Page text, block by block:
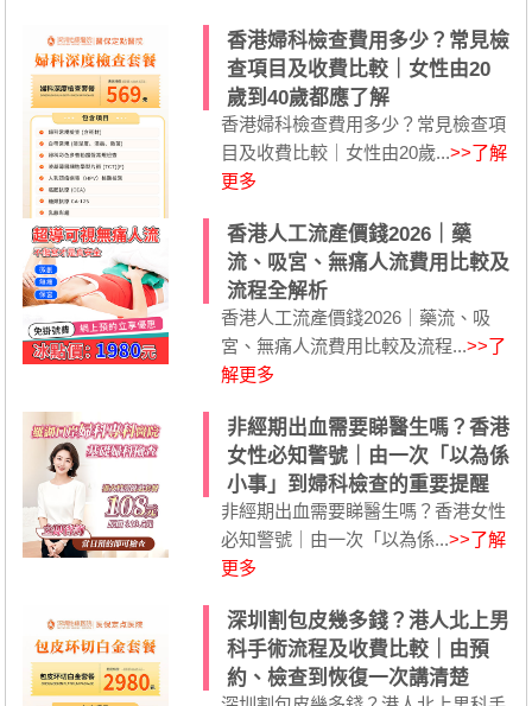
香港婦科檢查費用多少？常見檢
查項目及收費比較｜女性由20
歲到40歲都應了解
香港婦科檢查費用多少？常見檢查項
目及收費比較｜女性由20歲...>>了解
更多
香港人工流產價錢2026｜藥
流、吸宮、無痛人流費用比較及
流程全解析
香港人工流產價錢2026｜藥流、吸
宮、無痛人流費用比較及流程...>>了
解更多
非經期出血需要睇醫生嗎？香港
女性必知警號｜由一次「以為係
小事」到婦科檢查的重要提醒
非經期出血需要睇醫生嗎？香港女性
必知警號｜由一次「以為係...>>了解
更多
深圳割包皮幾多錢？港人北上男
科手術流程及收費比較｜由預
約、檢查到恢復一次講清楚